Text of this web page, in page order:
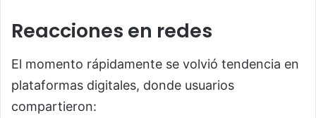
Reacciones en redes
El momento rápidamente se volvió tendencia en
plataformas digitales, donde usuarios
compartieron: